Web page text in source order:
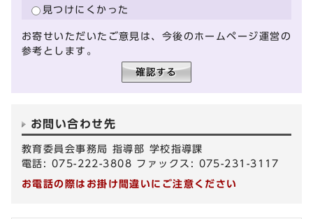
見つけにくかった
お寄せいただいたご意見は、今後のホームページ運営の
参考とします。
お問い合わせ先
教育委員会事務局 指導部 学校指導課
電話: 075-222-3808 ファックス: 075-231-3117
お電話の際はお掛け間違いにご注意ください